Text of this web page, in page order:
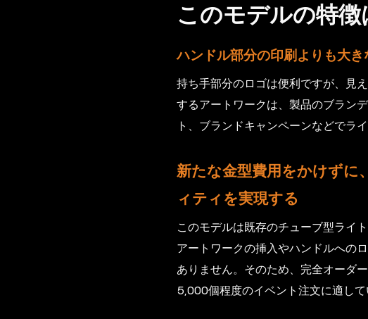
このモデルの特徴
ハンドル部分の印刷よりも大き
持ち手部分のロゴは便利ですが、見
するアートワークは、製品のブラン
ト、ブランドキャンペーンなどでラ
新たな金型費用をかけずに
ィティを実現する
このモデルは既存のチューブ型ライ
アートワークの挿入やハンドルへの
ありません。そのため、完全オーダ
5,000個程度のイベント注文に適して